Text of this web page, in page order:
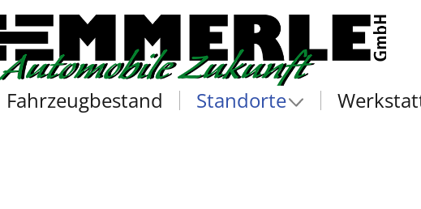
Fahrzeugbestand Standorte